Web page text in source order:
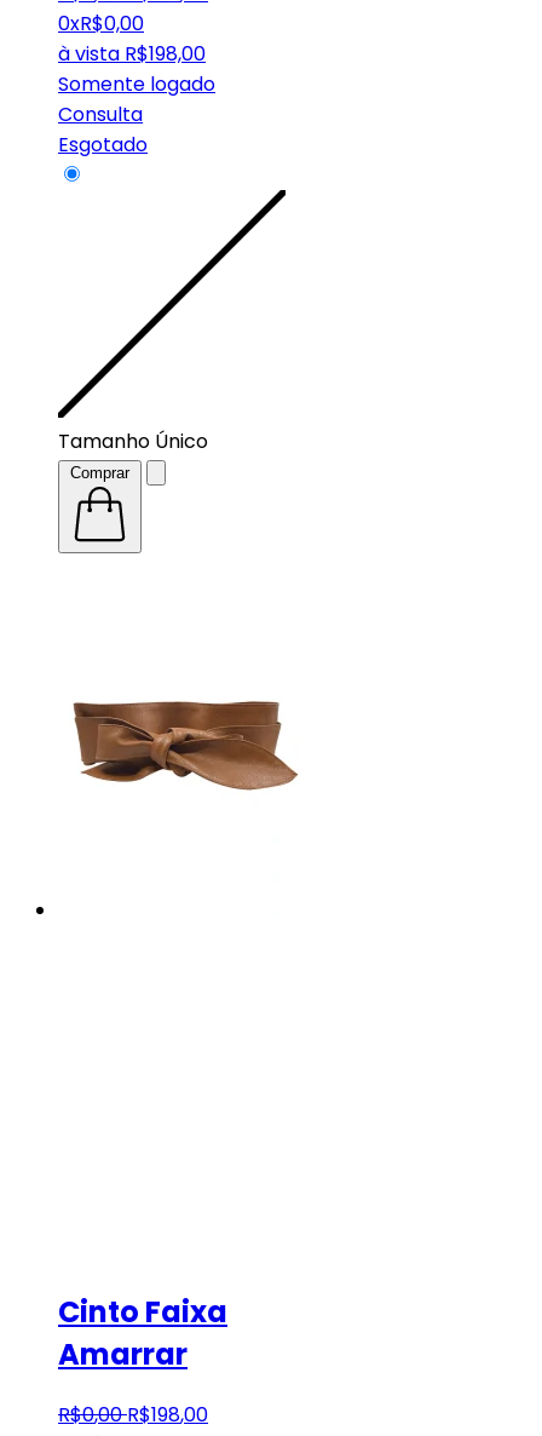
0xR$0,00
à vista R$198,00
Somente logado
Consulta
Esgotado
Tamanho Único
Comprar
Cinto Faixa
Amarrar
R$0,00 R$198,00